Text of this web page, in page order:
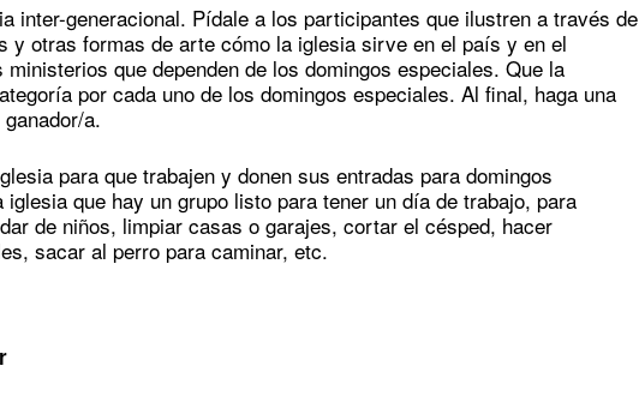
inter-generacional. Pídale a los participantes que ilustren a través de
y otras formas de arte cómo la iglesia sirve en el país y en el
que dependen de los domingos especiales. Que la
por cada uno de los domingos especiales. Al final, haga una
a.
para que trabajen y donen sus entradas para domingos
que hay un grupo listo para tener un día de trabajo, para
de niños, limpiar casas o garajes, cortar el césped, hacer
sacar al perro para caminar, etc.